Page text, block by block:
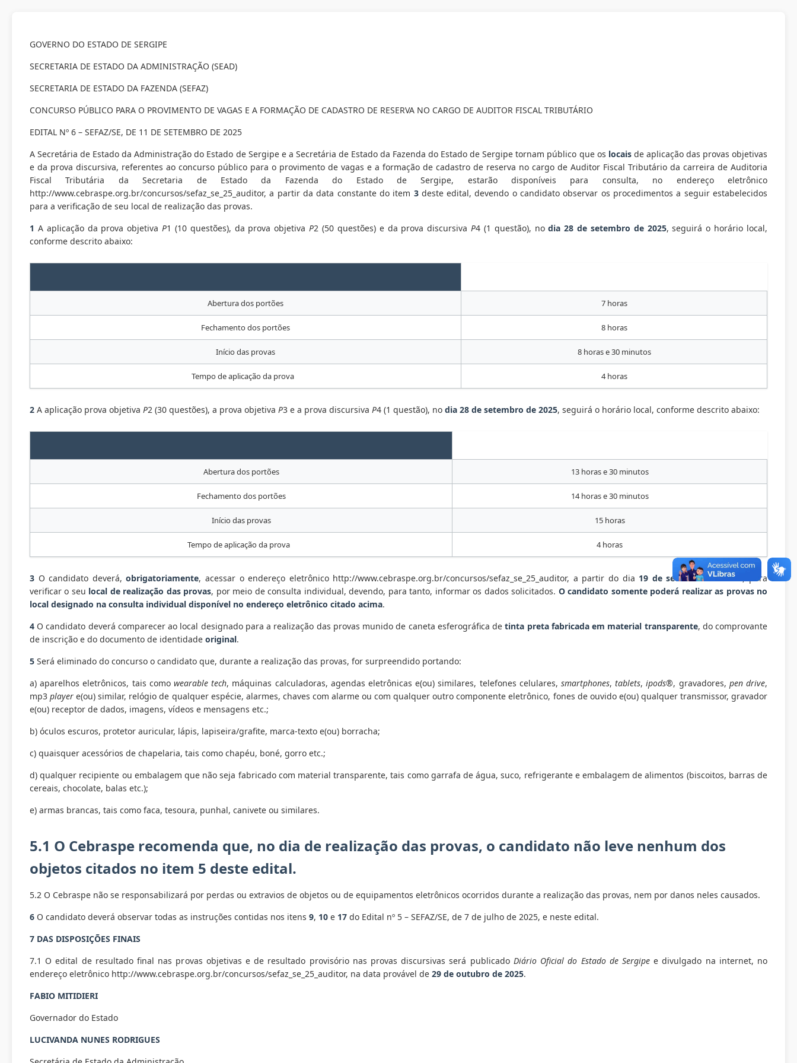
GOVERNO DO ESTADO DE SERGIPE
SECRETARIA DE ESTADO DA ADMINISTRAÇÃO (SEAD)
SECRETARIA DE ESTADO DA FAZENDA (SEFAZ)
CONCURSO PÚBLICO PARA O PROVIMENTO DE VAGAS E A FORMAÇÃO DE CADASTRO DE RESERVA NO CARGO DE AUDITOR FISCAL TRIBUTÁRIO
EDITAL Nº 6 – SEFAZ/SE, DE 11 DE SETEMBRO DE 2025
A Secretária de Estado da Administração do Estado de Sergipe e a Secretária de Estado da Fazenda do Estado de Sergipe tornam público que os locaisde aplicação das provas objetivas
e da prova discursiva, referentes ao concurso público para o provimento de vagas e a formação de cadastro de reserva no cargo de Auditor Fiscal Tributário da carreira de Auditoria
Fiscal Tributária da Secretaria de Estado da Fazenda do Estado de Sergipe, estarão disponíveis para consulta, no endereço eletrônico
http://www.cebraspe.org.br/concursos/sefaz_se_25_auditor, a partir da data constante do item 3deste edital, devendo o candidato observar os procedimentos a seguir estabelecidos
para a verificação de seu local de realização das provas.
1 A aplicação da prova objetivaP1 (10 questões), da prova objetivaP2 (50 questões) e da prova discursivaP4 (1 questão), nodia28 de setembro de 2025, seguirá o horário local,
conforme descrito abaixo:
Abertura dos portões 7 horas
Fechamento dos portões 8 horas
Início das provas 8 horas e 30 minutos
Tempo de aplicação da prova 4 horas
2 A aplicação prova objetiva P2 (30 questões), a prova objetiva P3 e a prova discursiva P4 (1 questão), no dia 28 de setembro de 2025, seguirá o horário local, conforme descrito abaixo:
Abertura dos portões 13 horas e 30 minutos
Fechamento dos portões 14 horas e 30 minutos
Início das provas 15 horas
Tempo de aplicação da prova 4 horas
3 O candidato deverá,obrigatoriamente, acessar o endereço eletrônico http://www.cebraspe.org.br/concursos/sefaz_se_25_auditor, a partir do dia 19 desetembro de 2025
, para
verificar o seu local de realização das provas, por meio de consulta individual, devendo, para tanto, informar os dados solicitados. O candidato somente poderá realizar as provas no
local designado na consulta individual disponível no endereço eletrônico citado acima.
4 O candidato deverá comparecer ao local designado para a realização das provas munido de caneta esferográfica detinta preta fabricada em material transparente, do comprovante
de inscrição e do documento de identidade original.
5 Será eliminado do concurso o candidato que, durante a realização das provas, for surpreendido portando:
a) aparelhos eletrônicos, tais como wearable tech, máquinas calculadoras, agendas eletrônicas e(ou) similares, telefones celulares,smartphones,tablets,ipods®, gravadores, pen drive,
mp3player e(ou) similar, relógio de qualquer espécie, alarmes, chaves com alarme ou com qualquer outro componente eletrônico, fones de ouvido e(ou) qualquer transmissor, gravador
e(ou) receptor de dados, imagens, vídeos e mensagens etc.;
b) óculos escuros, protetor auricular, lápis, lapiseira/grafite, marca-texto e(ou) borracha;
c) quaisquer acessórios de chapelaria, tais como chapéu, boné, gorro etc.;
d) qualquer recipiente ou embalagem que não seja fabricado com material transparente, tais como garrafa de água, suco, refrigerante e embalagem de alimentos (biscoitos, barras de
cereais, chocolate, balas etc.);
e) armas brancas, tais como faca, tesoura, punhal, canivete ou similares.
5.1 O Cebraspe recomenda que, no dia de realização das provas, o candidato não leve nenhum dos
objetos citados no item 5 deste edital.
5.2 O Cebraspe não se responsabilizará por perdas ou extravios de objetos ou de equipamentos eletrônicos ocorridos durante a realização das provas, nem por danos neles causados.
6 O candidato deverá observar todas as instruções contidas nos itens 9, 10 e 17 do Edital nº 5 – SEFAZ/SE, de 7 de julho de 2025, e neste edital.
7 DAS DISPOSIÇÕES FINAIS
7.1 O edital de resultado final nas provas objetivas e de resultado provisório nas provas discursivas será publicado Diário Oficial do Estado de Sergipe e divulgado na internet, no
endereço eletrônico http://www.cebraspe.org.br/concursos/sefaz_se_25_auditor, na data provável de 29 de outubro de 2025.
FABIO MITIDIERI
Governador do Estado
LUCIVANDA NUNES RODRIGUES